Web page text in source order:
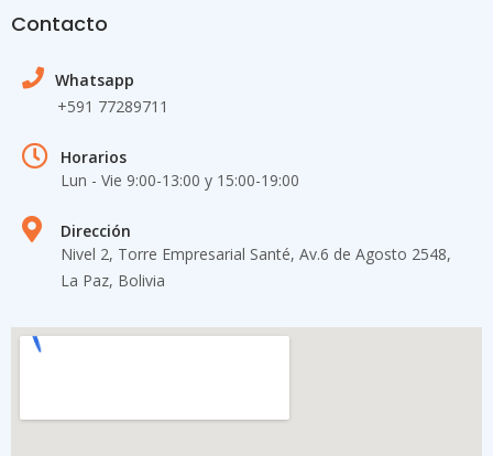
Contacto
Whatsapp
+591 77289711
Horarios
Lun - Vie 9:00-13:00 y 15:00-19​:00
Dirección
Nivel 2, Torre Empresarial Santé, Av.6 de Agosto 2548,
La Paz, Bolivia